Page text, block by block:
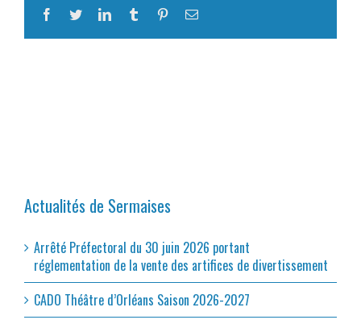
Facebook
TwitterLinkedInTumblr PinterestEmail
Actualités de Sermaises
Arrêté Préfectoral du 30 juin 2026 portant
réglementation de la vente des artifices de divertissement
CADO Théâtre d’Orléans Saison 2026-2027